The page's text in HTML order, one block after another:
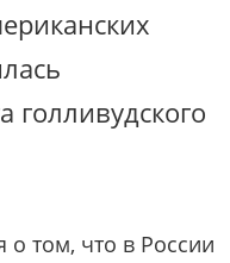
о том, что в России